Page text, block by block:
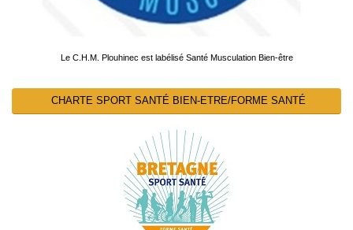
Le C.H.M. Plouhinec est labélisé Santé Musculation Bien-être
CHARTE SPORT SANTÉ BIEN-ETRE/FORME SANTÉ